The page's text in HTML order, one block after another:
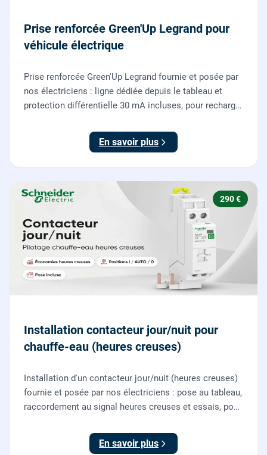
Prise renforcée Green'Up Legrand pour
véhicule électrique
Prise renforcée Green'Up Legrand fournie et posée par
nos électriciens : ligne dédiée depuis le tableau et
protection différentielle 30 mA incluses, pour recharger
En savoir plus
290 €
Installation contacteur jour/nuit pour
chauffe-eau (heures creuses)
Installation d'un contacteur jour/nuit (heures creuses)
fournie et posée par nos électriciens : pose au tableau,
raccordement au signal heures creuses et essais, pour
En savoir plus